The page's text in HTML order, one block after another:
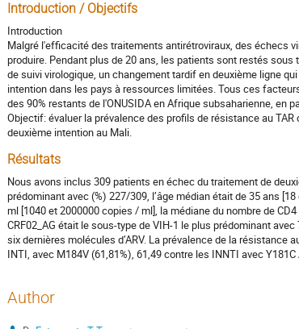
Introduction / Objectifs
Introduction
Malgré l'efficacité des traitements antirétroviraux, des échecs
produire. Pendant plus de 20 ans, les patients sont restés
de suivi virologique, un changement tardif en deuxième ligne
intention dans les pays à ressources limitées. Tous ces
des 90% restants de l'ONUSIDA en Afrique subsaharienne, en
Objectif: évaluer la prévalence des profils de résistance au
deuxième intention au Mali.
Résultats
Nous avons inclus 309 patients en échec du traitement de
prédominant avec (%) 227/309, l’âge médian était de 35 ans
ml [1040 et 2000000 copies / ml], la médiane du nombre de
CRF02_AG était le sous-type de VIH-1 le plus prédominant
six dernières molécules d’ARV. La prévalence de la résistance
INTI, avec M184V (61,81%), 61,49 contre les INNTI avec
Author